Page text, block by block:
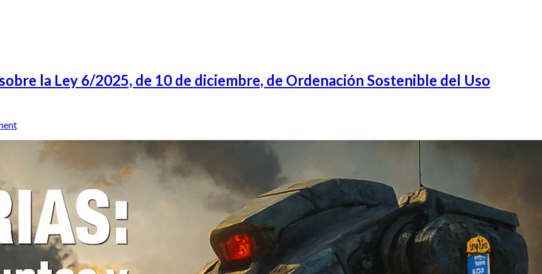
la Ley 6/2025, de 10 de diciembre, de Ordenación Sostenible del Uso